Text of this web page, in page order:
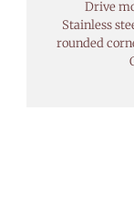
Drive
Stainless
rounded